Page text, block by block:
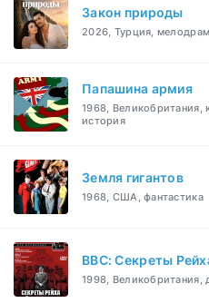
Закон природы
2026, Турция,
Папашина армия
1968, Великобритания,
история
Земля гигантов
1968, США, фантастика
BBC: Секреты
1998, Великобритания,